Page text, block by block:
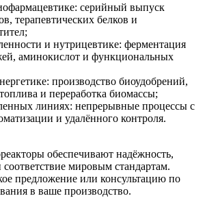
серийный выпуск
терапевтических белков и
и нутрицевтике: ферментация
аминокислот и функциональных
производство биоудобрений,
и переработка биомассы;
линиях: непрерывные процессы с
и удалённого контроля.
обеспечивают надёжность,
мировым стандартам.
предложение или консультацию по
в ваше производство.